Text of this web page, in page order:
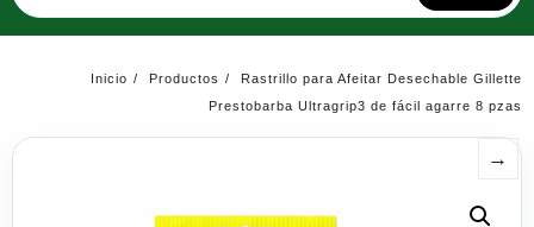
Inicio Productos
Rastrillo para Afeitar Desechable Gillette
Prestobarba Ultragrip3 de fácil agarre 8 pzas
→